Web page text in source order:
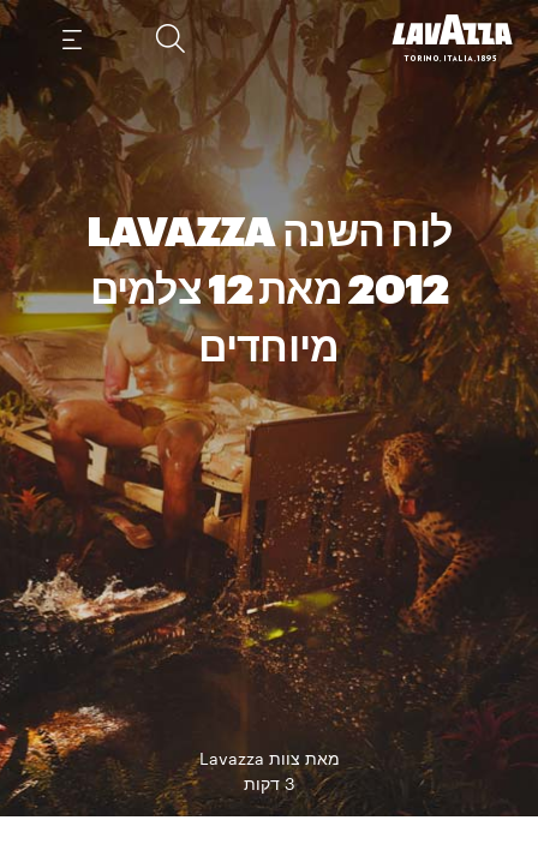
לוח השנה LAVAZZA
2012 מאת 12 צלמים
מיוחדים
מאת צוות Lavazza
3 דקות